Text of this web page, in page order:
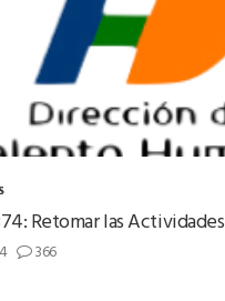
Retomar las Actividades
366